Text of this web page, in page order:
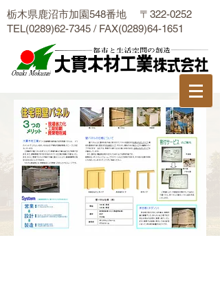
栃木県鹿沼市加園548番地 〒322-0252
TEL(0289)62-7345 / FAX(0289)64-1651